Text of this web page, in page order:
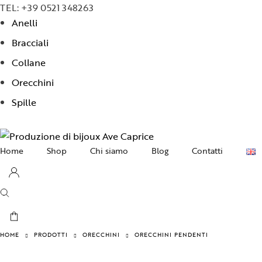
TEL: +39 0521 348263
Anelli
Bracciali
Collane
Orecchini
Spille
Home Shop Chi siamo Blog Contatti
HOME PRODOTTI ORECCHINI ORECCHINI PENDENTI